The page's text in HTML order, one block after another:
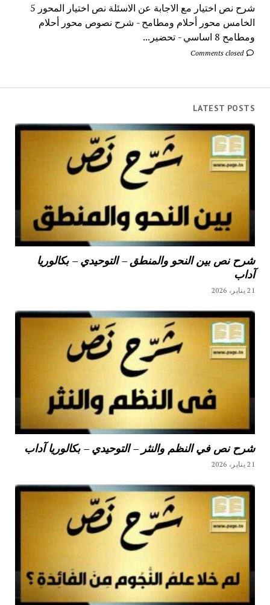
شرح نص اختيار مع الاجابة عن الاسئلة نص اختيار المحور 5
الخامس محور أحلام ومطامح - شرح نصوص محور أحلام
ومطامح 8 اساسي - تحضير...
Comments closed
LATEST POSTS
شرح نص بين النحو والمنطق – التوحيدي – بكالوريا
آداب
21 يناير، 2026
شرح نص في النظم والنثر – التوحيدي – بكالوريا آداب
21 يناير، 2026